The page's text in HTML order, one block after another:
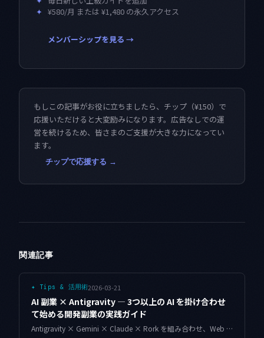
✦ ¥580/月 または ¥1,480 の永久アクセス
メンバーシップを見る →
もしこの記事がお役に立ちましたら、チップ（¥150）で
応援いただけると大変励みになります。広告なしでの運
営を続けるため、皆さまのご支援が大きな力になってい
ます。
チップで応援する →
関連記事
✦ Tips & 活用術2026-03-21
AI 副業 × Antigravity — 3つ以上の AI を掛け合わせ
て始める開発副業の実践ガイド
Antigravity × Gemini × Claude × Rork を組み合わせ、Web アプリ開発・SaaS 運営・受託開発などの技術系副業で収益を上げる方法を、具体的なワークフローとともに解説します。